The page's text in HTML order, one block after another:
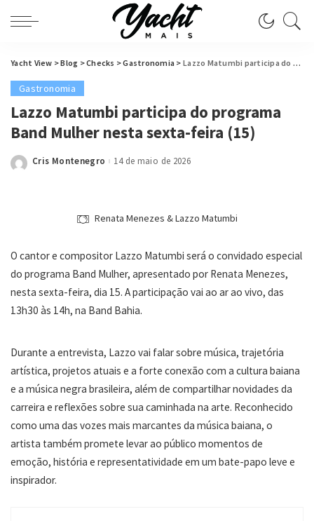
Yacht View >Blog >Checks >Gastronomia > Lazzo Matumbi participa do programa Band Mulher nesta sexta-feira (15)
Gastronomia
Lazzo Matumbi participa do programa
Band Mulher nesta sexta-feira (15)
Posted
Cris Montenegro 14 de maio de 2026
Renata Menezes & Lazzo Matumbi
O cantor e compositor Lazzo Matumbi será o convidado especial
do programa Band Mulher, apresentado por Renata Menezes,
nesta sexta-feira, dia 15. A participação vai ao ar ao vivo, das
13h30 às 14h, na Band Bahia.
Durante a entrevista, Lazzo vai falar sobre música, trajetória
artística, projetos atuais e a forte conexão com a cultura baiana
e a música negra brasileira, além de compartilhar novidades da
carreira e reflexões sobre sua caminhada na arte. Reconhecido
como uma das vozes mais marcantes da música baiana, o
artista também promete levar ao público momentos de
emoção, história e representatividade em um bate-papo leve e
inspirador.